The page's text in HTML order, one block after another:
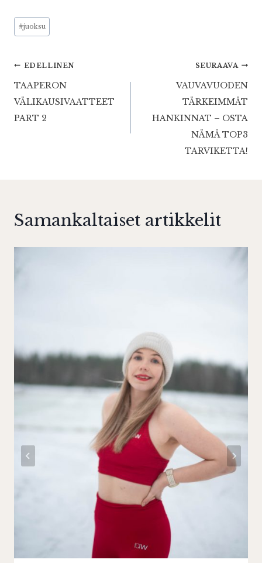
Avainsanat:
#juoksu
Artikkelien
selaus
EDELLINEN
TAAPERON
VÄLIKAUSIVAATTEET
PART 2
SEURAAVA
VAUVAVUODEN
TÄRKEIMMÄT
HANKINNAT – OSTA
NÄMÄ TOP3
TARVIKETTA!
Samankaltaiset artikkelit